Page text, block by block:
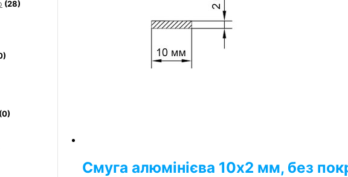
(28)
(0)
Смуга алюмінієва 10х2 мм, без